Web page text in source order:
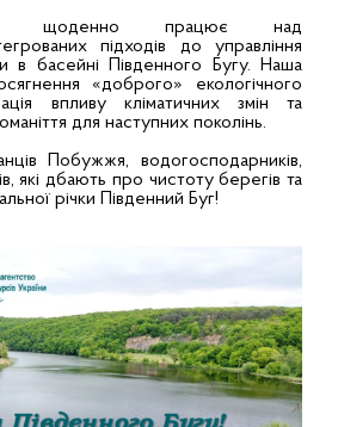
щоденно працює над
підходів до управління
в басейні Південного Бугу. Наша
«доброго» екологічного
впливу кліматичних змін та
для наступних поколінь.
Побужжя, водогосподарників,
які дбають про чистоту берегів та
річки Південний Буг!